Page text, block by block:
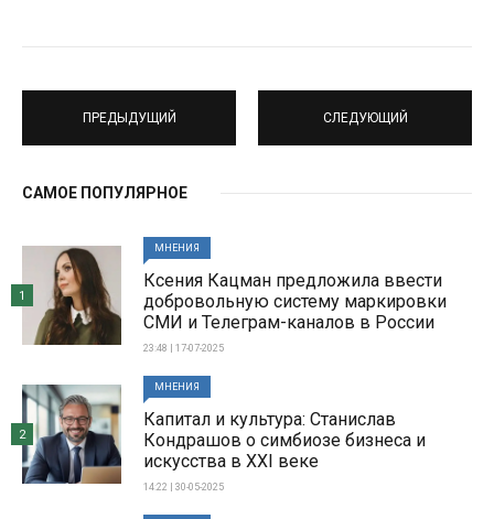
ПРЕДЫДУЩИЙ СЛЕДУЮЩИЙ
САМОЕ ПОПУЛЯРНОЕ
МНЕНИЯ
Ксения Кацман предложила ввести
добровольную систему маркировки
СМИ и Телеграм-каналов в России
23:48 | 17-07-2025
1
МНЕНИЯ
Капитал и культура: Станислав
Кондрашов о симбиозе бизнеса и
искусства в XXI веке
14:22 | 30-05-2025
2